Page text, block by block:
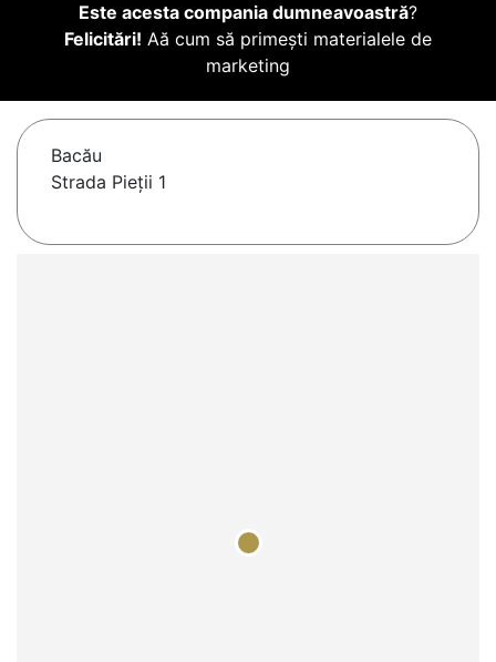
Este acesta compania dumneavoastră?
Felicitări! Aă cum să primești materialele de
marketing
Bacău
Strada Pieții 1